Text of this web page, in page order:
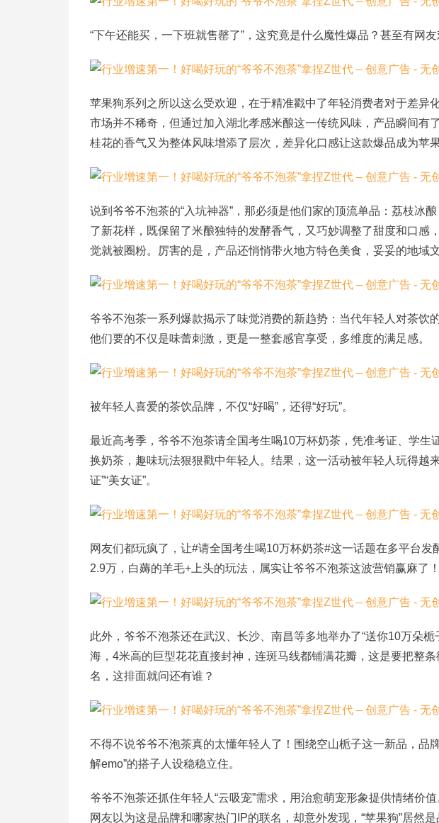
“下午还能买，一下班就售罄了”，这究竟是什么魔性爆品？甚至有网友
苹果狗系列之所以这么受欢迎，在于精准戳中了年轻消费者对于差异
市场并不稀奇，但通过加入湖北孝感米酿这一传统风味，产品瞬间有
桂花的香气又为整体风味增添了层次，差异化口感让这款爆品成为苹
说到爷爷不泡茶的“入坑神器”，那必须是他们家的顶流单品：荔枝冰
了新花样，既保留了米酿独特的发酵香气，又巧妙调整了甜度和口感
觉就被圈粉。 厉害的是， 产品还悄悄带火地方特色美食 ， 妥妥的地域
爷爷不泡茶一系列爆款揭示了味觉消费的新趋势：当代年轻人对茶饮
他们要的不仅是味蕾刺激，更是一整套感官享受，多维度的满足感。
被年轻人喜爱的茶饮品牌，不仅“好喝”，还得“好玩”。
最近高考季，爷爷不泡茶请全国考生喝10万杯奶茶，凭准考证、学生
换奶茶，趣味玩法狠狠戳中年轻人。结果，这一活动被年轻人玩得越
证”“美女证”。
网友们都玩疯了，让#请全国考生喝10万杯奶茶#这一话题在多平台
2.9万，白薅的羊毛+上头的玩法，属实让爷爷不泡茶这波营销赢麻了！
此外，爷爷不泡茶还在武汉、长沙、南昌等多地举办了“送你10万朵
海，4米高的巨型花花直接封神，连斑马线都铺满花瓣，这是要把整
名，这排面就问还有谁？
不得不说爷爷不泡茶真的太懂年轻人了！围绕空山栀子这一新品，品
解emo”的搭子人设稳稳立住。
爷爷不泡茶还抓住年轻人 “云吸宠”需求，用治愈萌宠形象提供情绪价值
网友以为这是品牌和哪家热门 IP的联名，却意外发现，“苹果狗”居然